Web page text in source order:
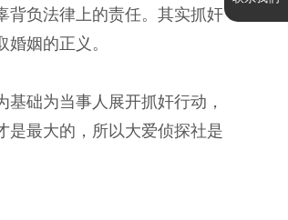
背负法律上的责任。其实抓奸
姻的正义。
础为当事人展开抓奸行动，
是最大的，所以大爱侦探社是